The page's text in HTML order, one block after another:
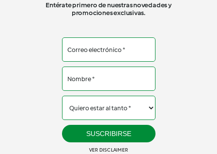
Entérate primero de nuestras novedades y
promociones exclusivas.
SUSCRIBIRSE
VER DISCLAIMER